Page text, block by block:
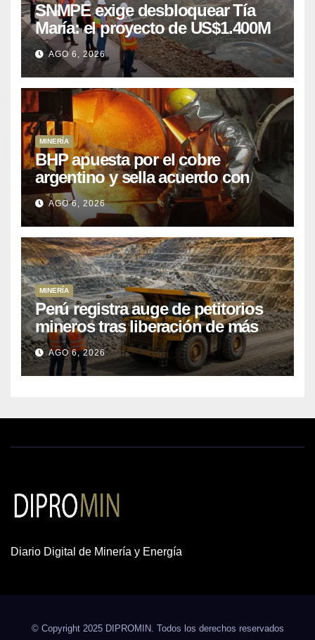
SNMPE exige desbloquear Tía
María: el proyecto de US$1.400M
que Perú lleva 15 años
posponiendo
AGO 6, 2026
MINERÍA
BHP apuesta por el cobre
argentino y sella acuerdo con
Kobrea para siete proyecto
AGO 6, 2026
MINERÍA
Perú registra auge de petitorios
mineros tras liberación de más
de mil concesiones para explorar
cobre y oro
AGO 6, 2026
Diario Digital de Minería y Energía
© Copyright 2025 DIPROMIN. Todos los derechos reservados